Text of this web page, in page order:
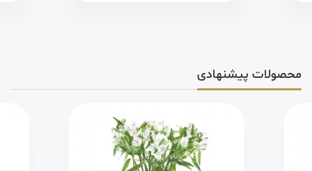
محصولات پیشنهادی